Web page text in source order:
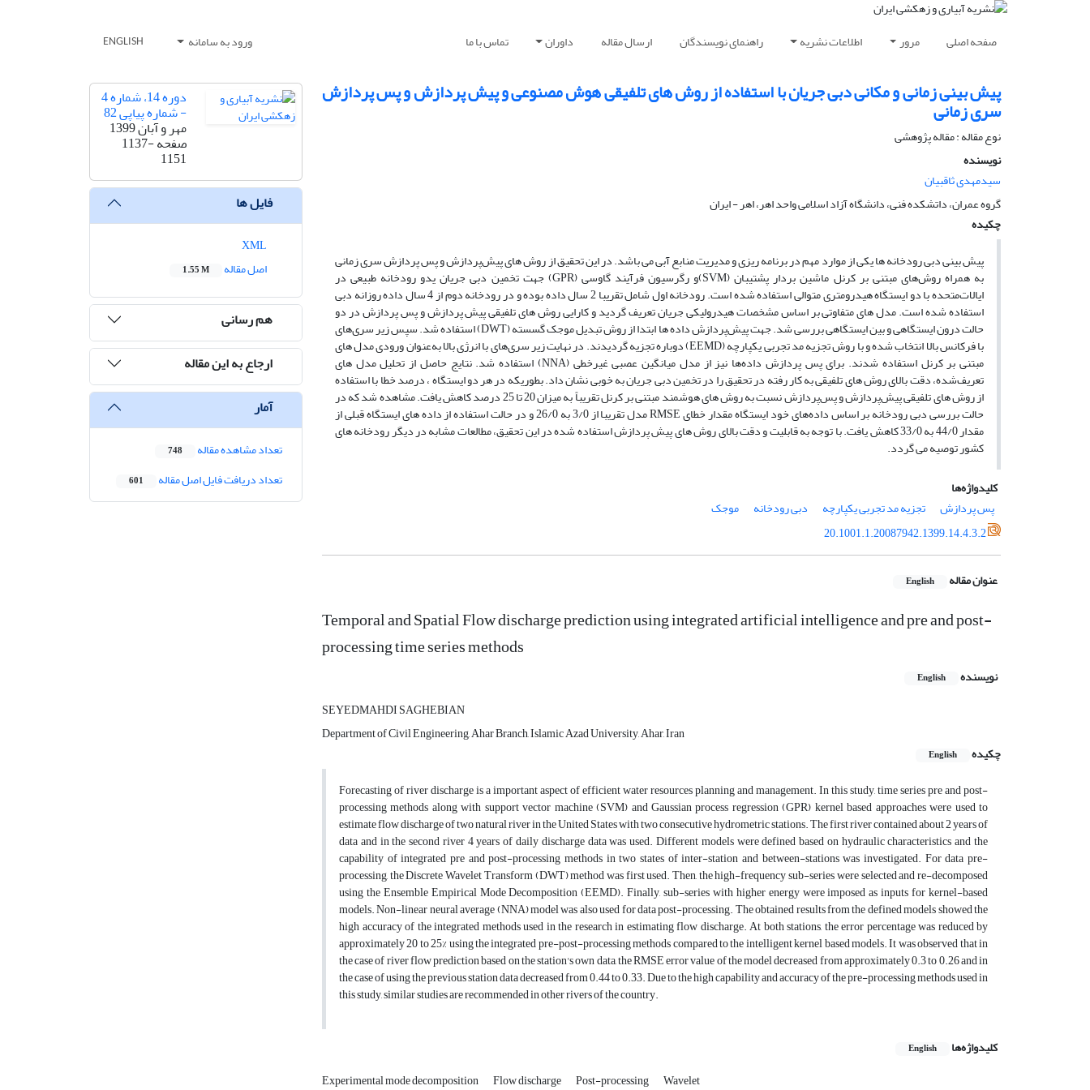
صفحه اصلی مرور اطلاعات نشریه راهنمای نویسندگان ارسال مقاله داوران تماس با ما ورود به سامانه ENGLISH
پیش بینی زمانی و مکانی دبی جریان با استفاده از روش های تلفیقی هوش مصنوعی و پیش پردازش و پس پردازش
سری زمانی
نوع مقاله : مقاله پژوهشی
نویسنده
سیدمهدی ثاقبیان
گروه عمران، داتشکده فنی، دانشگاه آزاد اسلامی واحد اهر، اهر - ایران
چکیده
پیش بینی دبی رودخانه ها یکی از موارد مهم در برنامه ریزی و مدیریت منابع آبی می باشد. در این تحقیق از روش های پیش‌پردازش و پس پردازش سری زمانی
به همراه روش‌های مبتنی بر کرنل ماشین بردار پشتیبان (SVM)و رگرسیون فرآیند گاوسی (GPR) جهت تخمین دبی جریان یدو رودخانه طبیعی در
ایالات‌متحده با دو ایستگاه هیدرومتری متوالی استفاده شده است. رودخانه اول شامل تقریبا 2 سال داده بوده و در رودخانه دوم از 4 سال داده روزانه دبی
استفاده شده است. مدل های متفاوتی بر اساس مشخصات هیدرولیکی جریان تعریف گردید و کارایی روش های تلفیقی پیش پردازش و پس پردازش در دو
حالت درون ایستگاهی و بین ایستگاهی بررسی شد. جهت پیش‌پردازش داده ها ابتدا از روش تبدیل موجک گسسته (DWT) استفاده شد. سپس زیر سری‌های
با فرکانس بالا انتخاب شده و با روش ﺗﺠﺰﯾﻪ ﻣﺪ ﺗﺠﺮﺑﯽ ﯾﮑﭙﺎرﭼﻪ (EEMD) دوباره تجزیه گردیدند. در نهایت زیر سری‌های با انرژی بالا به‌عنوان ورودی مدل های
مبتنی بر کرنل استفاده شدند. برای پس پردازش داده‌ها نیز از مدل میانگین عصبی غیرخطی (NNA) استفاده شد. نتایج حاصل از تحلیل مدل های
تعریف‌شده، دقت بالای روش های تلفیقی به کار رفته در تحقیق را در تخمین دبی جریان به خوبی نشان داد. بطوریکه در هر دو ایستگاه ، درصد خطا با استفاده
از روش های تلفیقی پیش‌پردازش و پس‌پردازش نسبت به روش های هوشمند مبتنی بر کرنل تقریباً به میزان 20 تا 25 درصد کاهش یافت. مشاهده شد که در
حالت بررسی دبی رودخانه بر اساس داده‌های خود ایستگاه مقدار خطای RMSE مدل تقریبا از 3/0 به 26/0 و در حالت استفاده از داده‌ های ایستگاه قبلی از
مقدار 44/0 به 33/0 کاهش یافت. با توجه به قابلیت و دقت بالای روش های پیش پردازش استفاده شده در این تحقیق، مطالعات مشابه در دیگر رودخانه های
کشور توصیه می گردد.
کلیدواژه‌ها
پس پردازش
تجزیه مد تجربی یکپارچه دبی رودخانه
موجک
20.1001.1.20087942.1399.14.4.3.2
عنوان مقاله English
Temporal and Spatial Flow discharge prediction using integrated artificial intelligence and pre and post-
processing time series methods
نویسنده English
SEYEDMAHDI SAGHEBIAN
Department of Civil Engineering, Ahar Branch, Islamic Azad University, Ahar, Iran
چکیده
English
Forecasting of river discharge is a important aspect of efficient water resources planning and management. In this study, time series pre and post-
processing methods along with support vector machine (SVM) and Gaussian process regression (GPR) kernel based approaches were used to
estimate flow discharge of two natural river in the United States with two consecutive hydrometric stations. The first river contained about 2 years of
data and in the second river 4 years of daily discharge data was used. Different models were defined based on hydraulic characteristics and the
capability of integrated pre and post-processing methods in two states of inter-station and between-stations was investigated. For data pre-
processing, the Discrete Wavelet Transform (DWT) method was first used. Then, the high-frequency sub-series were selected and re-decomposed
using the Ensemble Empirical Mode Decomposition (EEMD). Finally, sub-series with higher energy were imposed as inputs for kernel-based
models. Non-linear neural average (NNA) model was also used for data post-processing. The obtained results from the defined models showed the
high accuracy of the integrated methods used in the research in estimating flow discharge. At both stations, the error percentage was reduced by
approximately 20 to 25% using the integrated pre-post-processing methods compared to the intelligent kernel based models. It was observed that in
the case of river flow prediction based on the station's own data, the RMSE error value of the model decreased from approximately 0.3 to 0.26 and in
the case of using the previous station data decreased from 0.44 to 0.33. Due to the high capability and accuracy of the pre-processing methods used in
this study, similar studies are recommended in other rivers of the country.
کلیدواژه‌ها English
Experimental mode decomposition Flow discharge Post-processing Wavelet
دوره 14، شماره 4
- شماره پیاپی 82
مهر و آبان 1399
صفحه1137-
1151
فایل ها
اصل مقاله
1.55 M
هم رسانی
ارجاع به این مقاله
آمار
تعداد مشاهده مقاله 748
تعداد دریافت فایل اصل مقاله 601